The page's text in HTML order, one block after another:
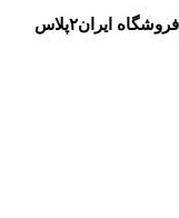
در فصل‌های خنک می‌باشد. خرید اینترنتی این محصول از فروشگاه ایران۲پلاس